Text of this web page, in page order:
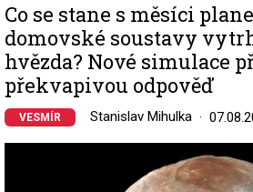
Co se stane s měsíci
domovské soustavy
hvězda? Nové simulace
překvapivou odpověď
VESMÍR Stanislav Mihulka